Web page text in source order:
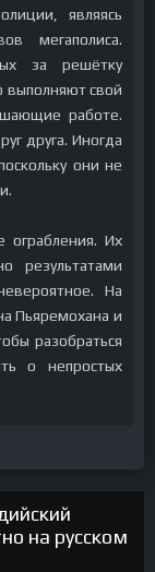
являясь
мегаполиса.
за решётку
выполняют свой
работе.
друга. Иногда
они не
Их
результатами
На
Пьяремохана и
разобраться
о непростых
на русском